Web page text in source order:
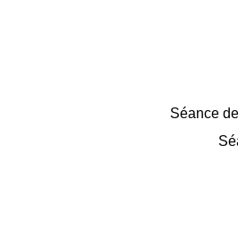
Séance